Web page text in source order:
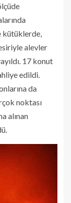
kütüklerde,
alevler
17 konut
edildi.
da
noktası
alınan